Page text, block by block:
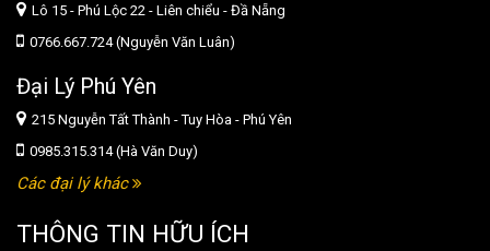
Lô 15 - Phú Lộc 22 - Liên chiểu - Đầ Nẵng
0766.667.724 (Nguyễn Văn Luân)
Đại Lý Phú Yên
215 Nguyễn Tất Thành - Tuy Hòa - Phú Yên
0985.315.314 (Hà Văn Duy)
Các đại lý khác
THÔNG TIN HỮU ÍCH